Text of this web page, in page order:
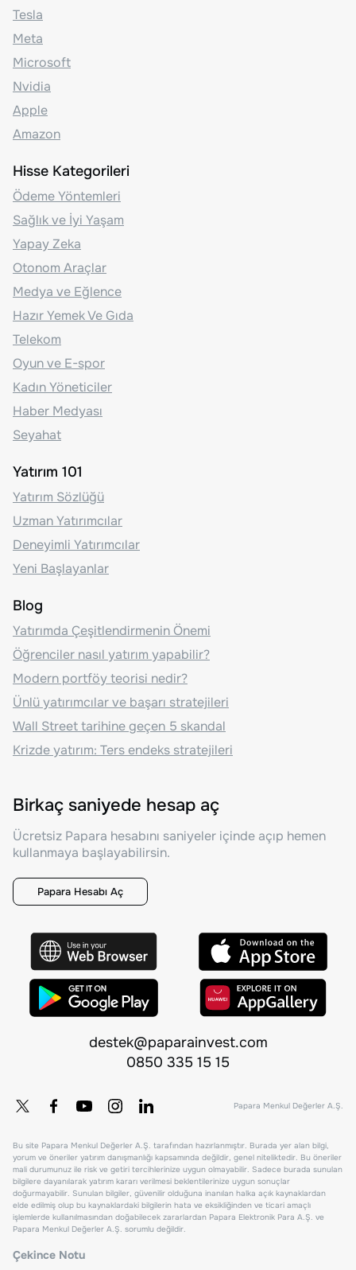
Tesla
Meta
Microsoft
Nvidia
Apple
Amazon
Hisse Kategorileri
Ödeme Yöntemleri
Sağlık ve İyi Yaşam
Yapay Zeka
Otonom Araçlar
Medya ve Eğlence
Hazır Yemek Ve Gıda
Telekom
Oyun ve E-spor
Kadın Yöneticiler
Haber Medyası
Seyahat
Yatırım 101
Yatırım Sözlüğü
Uzman Yatırımcılar
Deneyimli Yatırımcılar
Yeni Başlayanlar
Blog
Yatırımda Çeşitlendirmenin Önemi
Öğrenciler nasıl yatırım yapabilir?
Modern portföy teorisi nedir?
Ünlü yatırımcılar ve başarı stratejileri
Wall Street tarihine geçen 5 skandal
Krizde yatırım: Ters endeks stratejileri
Birkaç saniyede hesap aç
Ücretsiz Papara hesabını saniyeler içinde açıp hemen
kullanmaya başlayabilirsin.
Papara Hesabı Aç
destek@paparainvest.com
0850 335 15 15
Papara Menkul Değerler A.Ş.
Bu site Papara Menkul Değerler A.Ş. tarafından hazırlanmıştır. Burada yer alan bilgi,
yorum ve öneriler yatırım danışmanlığı kapsamında değildir, genel niteliktedir. Bu öneriler
mali durumunuz ile risk ve getiri tercihlerinize uygun olmayabilir. Sadece burada sunulan
bilgilere dayanılarak yatırım kararı verilmesi beklentilerinize uygun sonuçlar
doğurmayabilir. Sunulan bilgiler, güvenilir olduğuna inanılan halka açık kaynaklardan
elde edilmiş olup bu kaynaklardaki bilgilerin hata ve eksikliğinden ve ticari amaçlı
işlemlerde kullanılmasından doğabilecek zararlardan Papara Elektronik Para A.Ş. ve
Papara Menkul Değerler A.Ş. sorumlu değildir.
Çekince Notu